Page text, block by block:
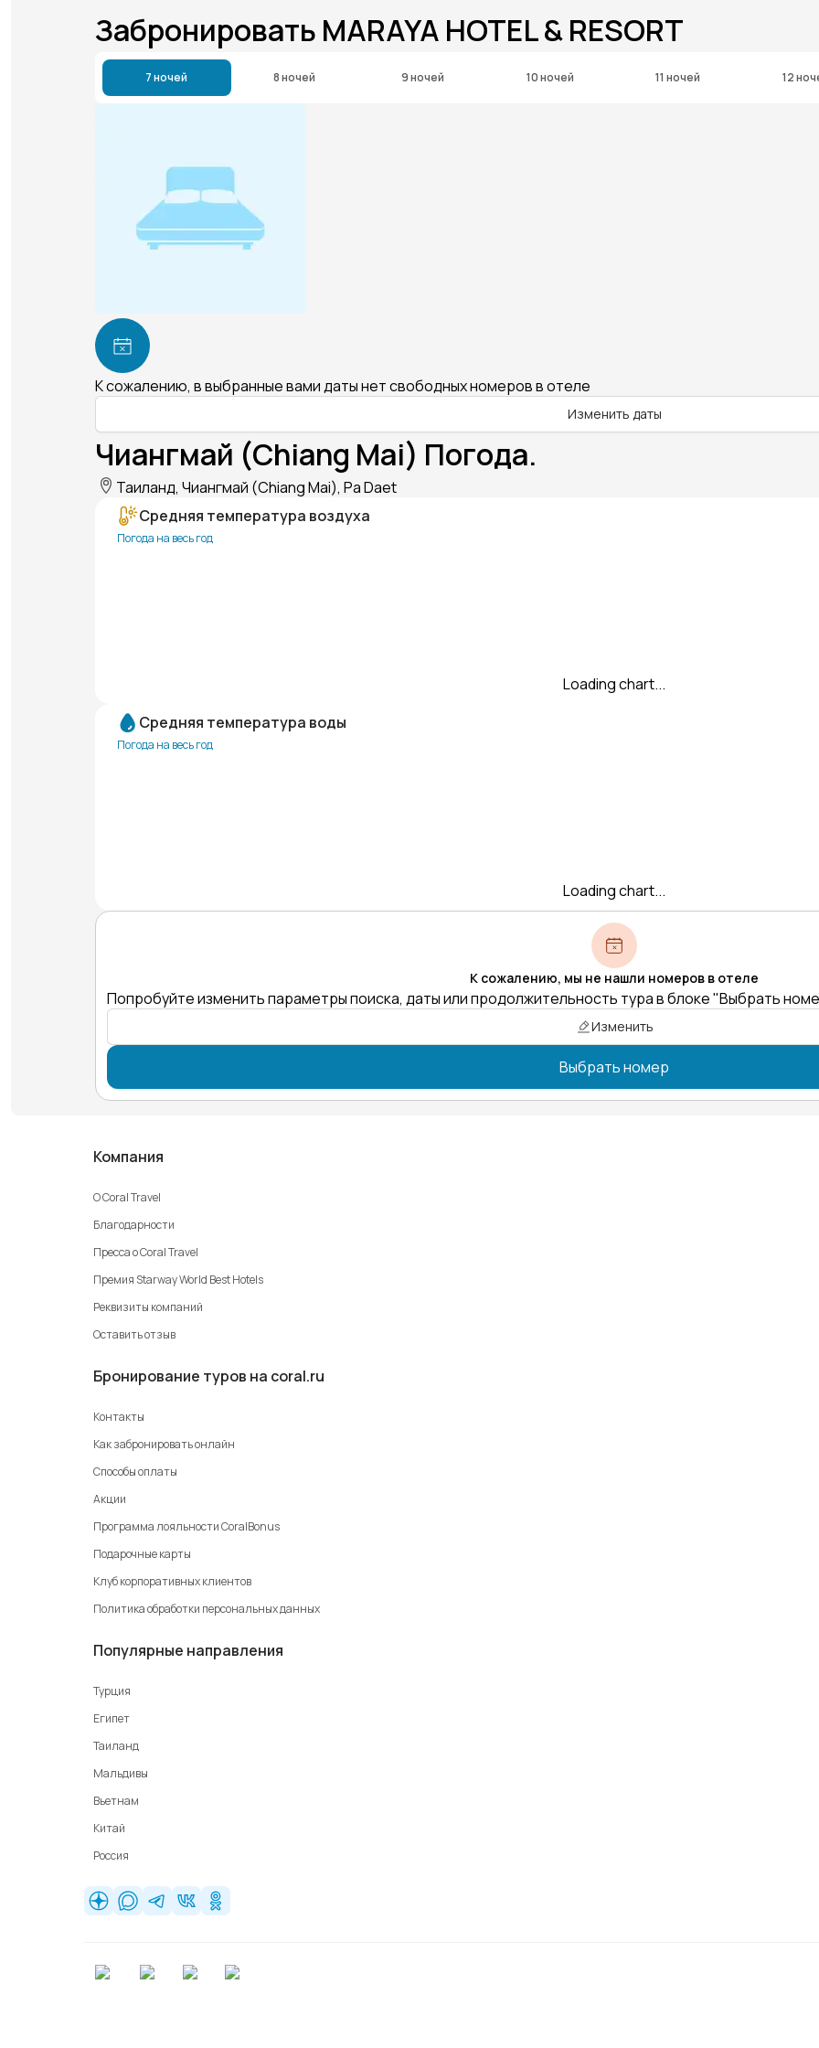
Забронировать MARAYA HOTEL & RESORT
7 ночей 8 ночей 9 ночей 10 ночей 11 ночей 12
К сожалению, в выбранные вами даты нет свободных номеров в отеле
Изменить даты
Чиангмай (Chiang Mai) Погода.
Таиланд, Чиангмай (Chiang Mai), Pa Daet
Средняя температура воздуха
Погода на весь год
Loading chart...
Средняя температура воды
Погода на весь год
Loading chart...
К сожалению, мы не нашли номеров в отеле
Попробуйте изменить параметры поиска, даты или продолжительность тура в блоке "Выбрать
Изменить
Выбрать номер
Компания
О Coral Travel
Благодарности
Пресса о Coral Travel
Премия Starway World Best Hotels
Реквизиты компаний
Оставить отзыв
Бронирование туров на coral.ru
Контакты
Как забронировать онлайн
Способы оплаты
Акции
Программа лояльности CoralBonus
Подарочные карты
Клуб корпоративных клиентов
Политика обработки персональных данных
Популярные направления
Турция
Египет
Таиланд
Мальдивы
Вьетнам
Китай
Россия